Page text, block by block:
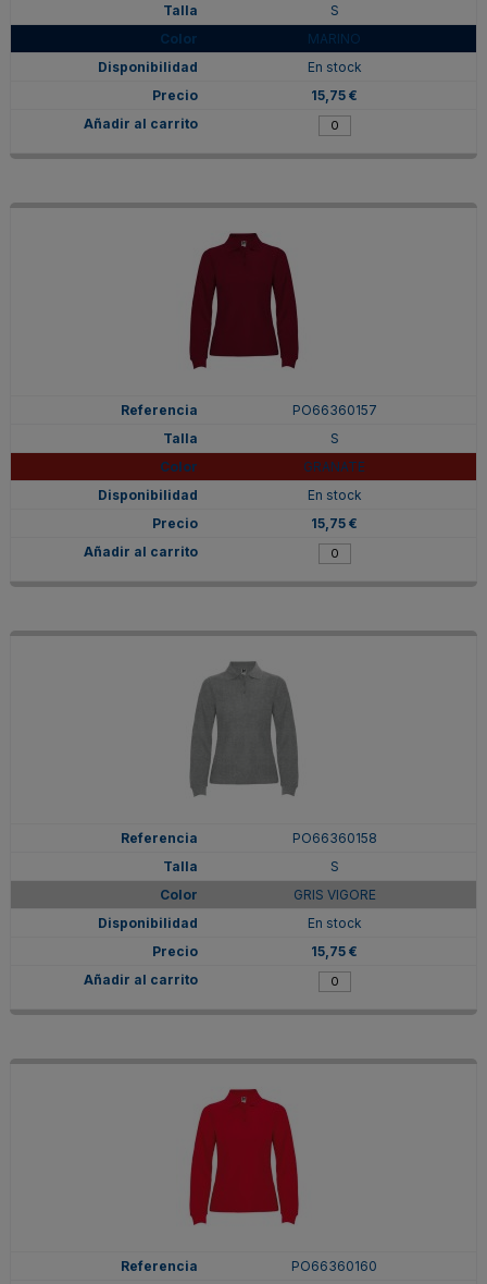
S
MARINO
En stock
15,75 €
PO66360157
S
GRANATE
En stock
15,75 €
PO66360158
S
GRIS VIGORE
En stock
15,75 €
PO66360160